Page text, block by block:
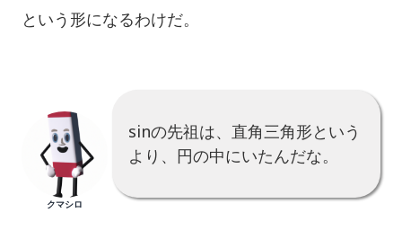
という形になるわけだ。
クマシロ
sinの先祖は、直角三角形という
より、円の中にいたんだな。